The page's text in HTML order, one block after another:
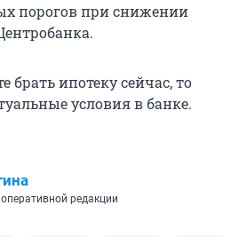
порогов при снижении
брать ипотеку сейчас, то
условия в банке.
редакции